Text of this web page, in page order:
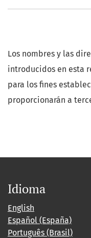
Los nombres y las
introducidos en esta
para los fines
proporcionarán a
Idioma
English
Español (España)
Português (Brasil)